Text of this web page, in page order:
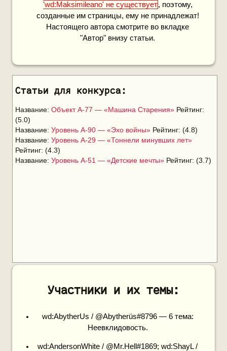
'wd:Maksimileano' не существует, поэтому,
созданные им страницы, ему не принадлежат!
Настоящего автора смотрите во вкладке
"Автор" внизу статьи.
Статьи для конкурса:
Название: Объект А-77 — «Машина Старения» Рейтинг:
(5.0)
Название: Уровень А-90 — «Эхо войны» Рейтинг: (4.8)
Название: Уровень А-29 — «Тоннели минувших лет»
Рейтинг: (4.3)
Название: Уровень А-51 — «Детские мечты» Рейтинг: (3.7)
Участники и их темы:
wd:AbytherUs / @Abytherüs#8796 — 6 тема:
Неевклидовость.
wd:AndersonWhite / @Mr.Hell#1869; wd:ShayL /